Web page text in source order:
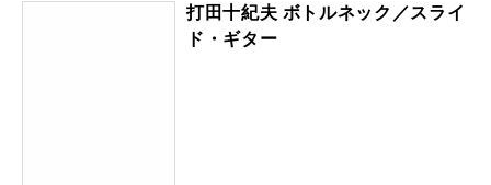
打田十紀夫 ボトルネック／スライ
ド・ギター